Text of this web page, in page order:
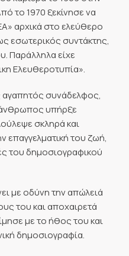
το 1970 ξεκίνησε να
αρχικά στο ελεύθερο
εσωτερικός συντάκτης,
Παράλληλα είχε
Ελευθεροτυπία».
αγαπητός συνάδελφος,
άνθρωπος υπήρξε
σκληρά και
επαγγελματική του ζωή,
του δημοσιογραφικού
με οδύνη την απώλειά
του και αποχαιρετά
με το ήθος του και
δημοσιογραφία.